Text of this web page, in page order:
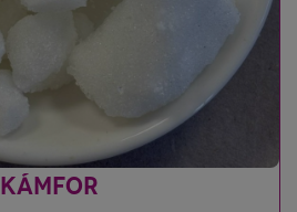
KÁMFOR